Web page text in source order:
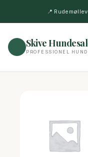
📍
Skive
PROFESSIONEL